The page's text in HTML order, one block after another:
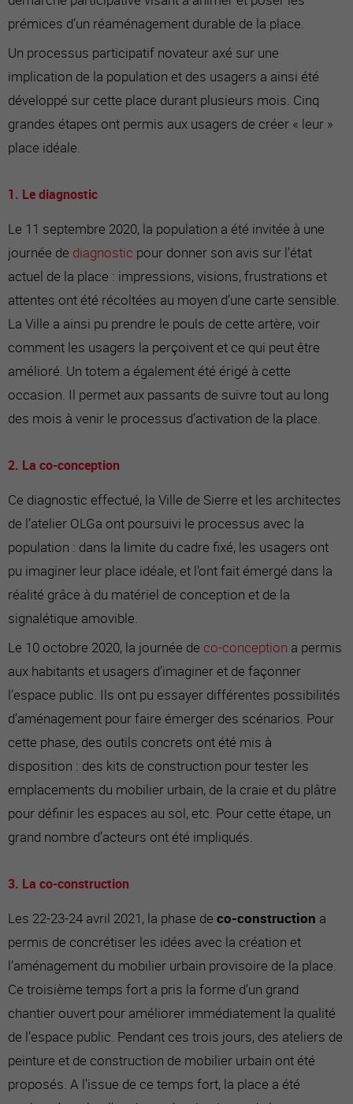
prémices d’un réaménagement durable de la place.
Un processus participatif novateur axé sur une
implication de la population et des usagers a ainsi été
développé sur cette place durant plusieurs mois. Cinq
grandes étapes ont permis aux usagers de créer « leur »
place idéale.
1. Le diagnostic
Le 11 septembre 2020, la population a été invitée à une
journée de diagnostic pour donner son avis sur l’état
actuel de la place : impressions, visions, frustrations et
attentes ont été récoltées au moyen d’une carte sensible.
La Ville a ainsi pu prendre le pouls de cette artère, voir
comment les usagers la perçoivent et ce qui peut être
amélioré. Un totem a également été érigé à cette
occasion. Il permet aux passants de suivre tout au long
des mois à venir le processus d’activation de la place.
2. La co-conception
Ce diagnostic effectué, la Ville de Sierre et les architectes
de l’atelier OLGa ont poursuivi le processus avec la
population : dans la limite du cadre fixé, les usagers ont
pu imaginer leur place idéale, et l'ont fait émergé dans la
réalité grâce à du matériel de conception et de la
signalétique amovible.
Le 10 octobre 2020, la journée de co-conception a permis
aux habitants et usagers d’imaginer et de façonner
l’espace public. Ils ont pu essayer différentes possibilités
d’aménagement pour faire émerger des scénarios. Pour
cette phase, des outils concrets ont été mis à
disposition : des kits de construction pour tester les
emplacements du mobilier urbain, de la craie et du plâtre
pour définir les espaces au sol, etc. Pour cette étape, un
grand nombre d’acteurs ont été impliqués.
3. La co-construction
Les 22-23-24 avril 2021, la phase de co-construction a
permis de concrétiser les idées avec la création et
l’aménagement du mobilier urbain provisoire de la place.
Ce troisième temps fort a pris la forme d’un grand
chantier ouvert pour améliorer immédiatement la qualité
de l’espace public. Pendant ces trois jours, des ateliers de
peinture et de construction de mobilier urbain ont été
proposés. A l'issue de ce temps fort, la place a été